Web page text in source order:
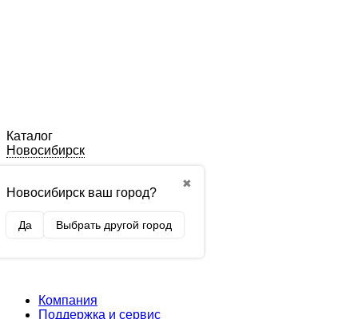
Каталог
Новосибирск
✖
Новосибирск ваш город?
Да Выбрать другой город
Компания
Поддержка и сервис